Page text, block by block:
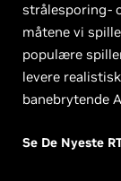
strålesporing-
måtene vi
populære
levere
banebrytende
Se De Nyeste